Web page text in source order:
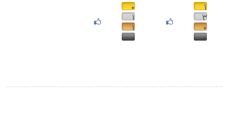
۱
۳
۰
۰
۰
۱
۱
۰